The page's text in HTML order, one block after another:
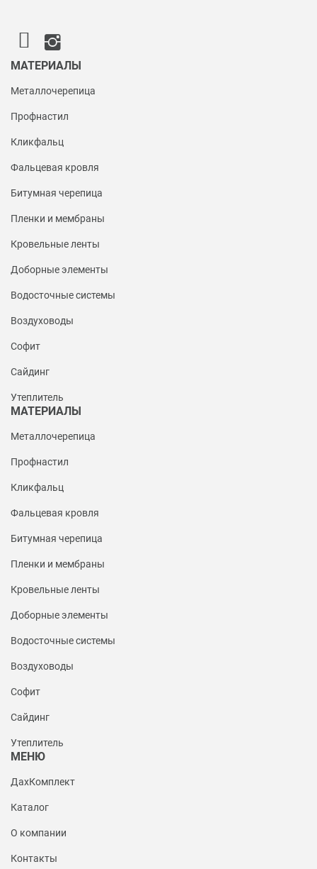
МАТЕРИАЛЫ
Металлочерепица
Профнастил
Кликфальц
Фальцевая кровля
Битумная черепица
Пленки и мембраны
Кровельные ленты
Доборные элементы
Водосточные системы
Воздуховоды
Софит
Сайдинг
Утеплитель
МАТЕРИАЛЫ
Металлочерепица
Профнастил
Кликфальц
Фальцевая кровля
Битумная черепица
Пленки и мембраны
Кровельные ленты
Доборные элементы
Водосточные системы
Воздуховоды
Софит
Сайдинг
Утеплитель
МЕНЮ
ДахКомплект
Каталог
О компании
Контакты